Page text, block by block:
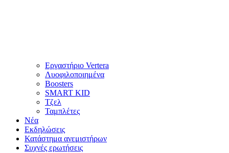
Εργαστήριο Vertera
Λυοφιλοποιημένα
Boosters
SMART KID
Τζελ
Ταμπλέτες
Νέα
Εκδηλώσεις
Κατάστημα ανεμιστήρων
Συχνές ερωτήσεις